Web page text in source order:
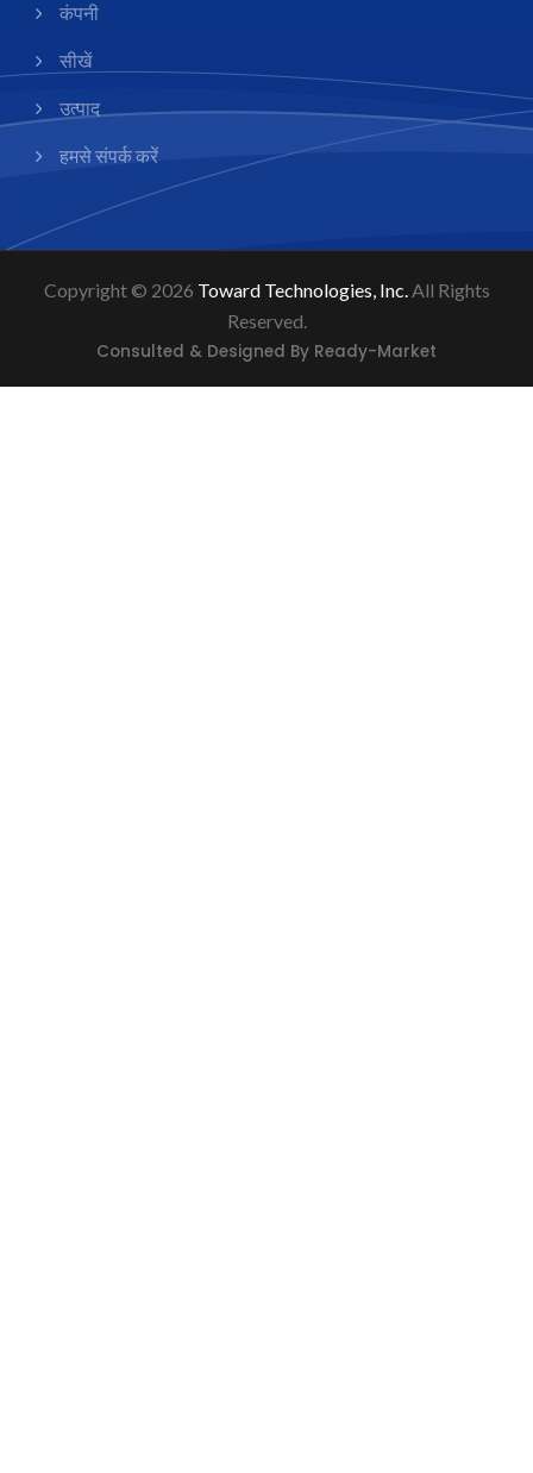
कंपनी
सीखें
उत्पाद
हमसे संपर्क करें
Copyright © 2026 Toward Technologies, Inc.All Rights
Reserved.
Consulted & Designed By Ready-Market